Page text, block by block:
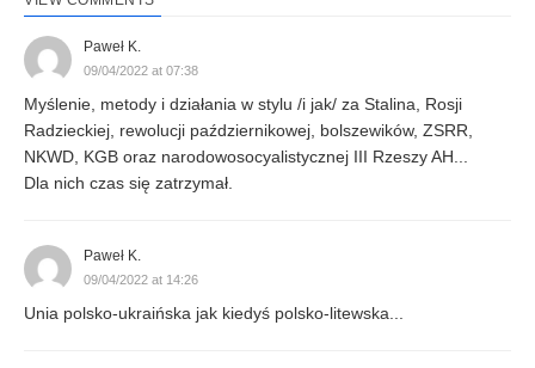
Paweł K.
09/04/2022 at 07:38
Myślenie, metody i działania w stylu /i jak/ za Stalina, Rosji
Radzieckiej, rewolucji październikowej, bolszewików, ZSRR,
NKWD, KGB oraz narodowosocyalistycznej III Rzeszy AH...
Dla nich czas się zatrzymał.
Paweł K.
09/04/2022 at 14:26
Unia polsko-ukraińska jak kiedyś polsko-litewska...